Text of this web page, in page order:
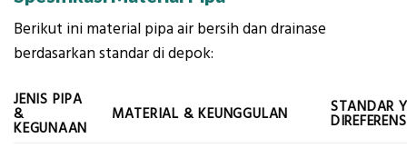
Berikut ini material pipa air bersih dan drainase
berdasarkan standar di depok:
JENIS PIPA
&
KEGUNAAN
MATERIAL & KEUNGGULAN STANDAR